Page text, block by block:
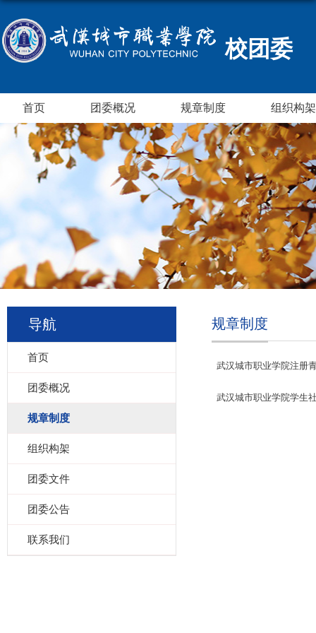
校团委
首页 团委概况 规章制度 组织构架
导航
首页
团委概况
规章制度
组织构架
团委文件
团委公告
联系我们
规章制度
武汉城市职业学院注册
武汉城市职业学院学生